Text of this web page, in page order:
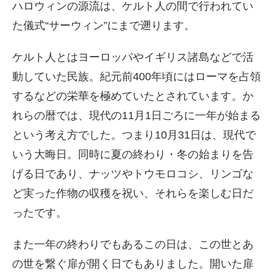
ハロウィンの源流は、ケルト人の間で行われてい
た儀式“サーウィン”にまで遡ります。
ケルト人とはヨーロッパやイギリス諸島などで活
動していた民族。紀元前400年頃にはローマを占領
するなどの栄華を極めていたとされています。か
れらの暦では、現代の11月1日ごろに一年が始まる
という考え方でした。つまり10月31日は、現代で
いう大晦日。同時に夏の終わり・冬の始まりを告
げる日であり、ナッツやトウモロコシ、リンゴな
ど実った作物の収穫を祝い、それらを楽しむ日だ
ったです。
また一年の終わりでもあるこの日は、この世とあ
の世を繋ぐ扉が開く日でもありました。開いた扉